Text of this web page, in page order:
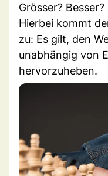
Grösser? Besser?
Hierbei kommt
zu: Es gilt, den
unabhängig von
hervorzuheben.